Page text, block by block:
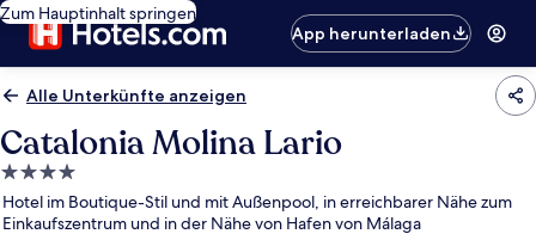
Zum Hauptinhalt springen
App herunterladen
Alle Unterkünfte anzeigen
Catalonia Molina Lario
4.0-
Sterne-
Unterkunft
Hotel im Boutique-Stil und mit Außenpool, in erreichbarer Nähe zum
Einkaufszentrum und in der Nähe von Hafen von Málaga